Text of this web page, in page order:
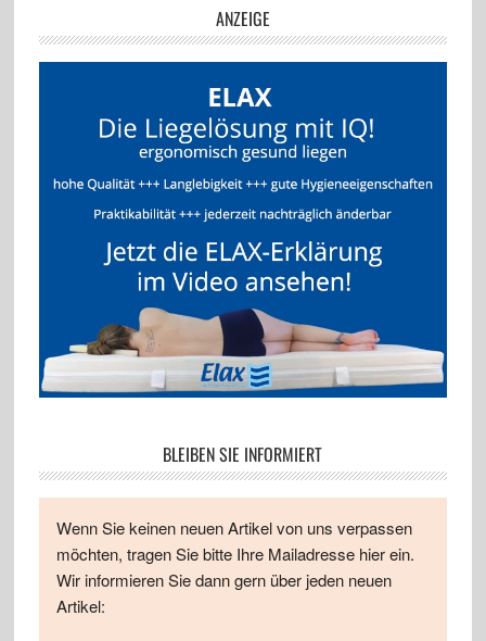
ANZEIGE
BLEIBEN SIE INFORMIERT
Wenn Sie keinen neuen Artikel von uns verpassen
möchten, tragen Sie bitte Ihre Mailadresse hier ein.
Wir informieren Sie dann gern über jeden neuen
Artikel: